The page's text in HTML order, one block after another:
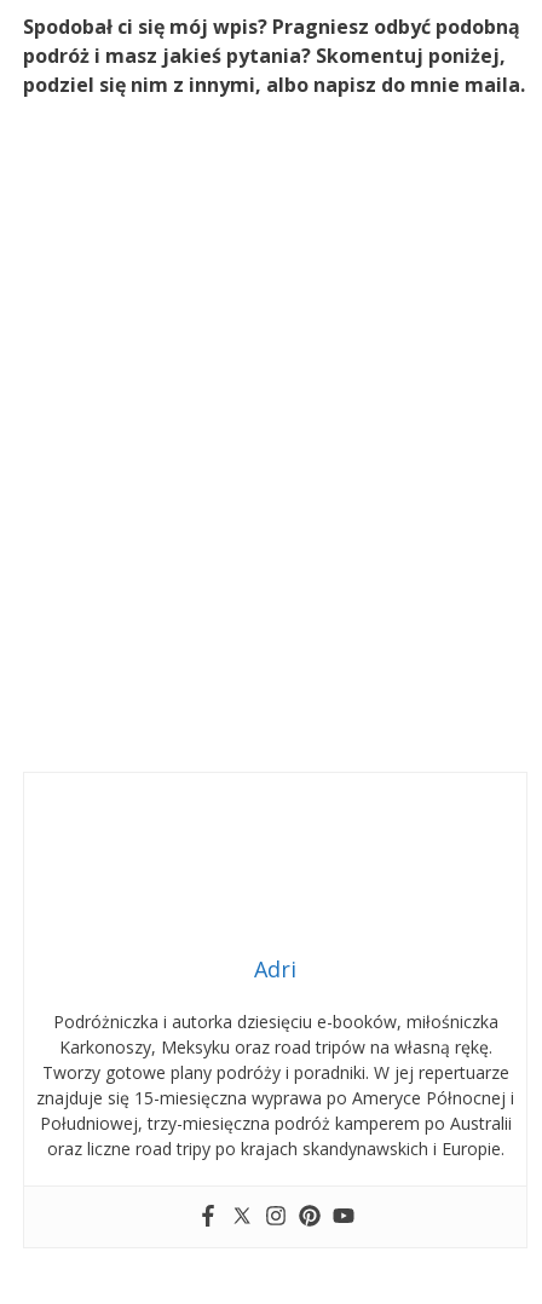
Spodobał ci się mój wpis? Pragniesz odbyć podobną
podróż i masz jakieś pytania? Skomentuj poniżej,
podziel się nim z innymi, albo napisz do mnie maila.
Adri
Podróżniczka i autorka dziesięciu e-booków, miłośniczka
Karkonoszy, Meksyku oraz road tripów na własną rękę.
Tworzy gotowe plany podróży i poradniki. W jej repertuarze
znajduje się 15-miesięczna wyprawa po Ameryce Północnej i
Południowej, trzy-miesięczna podróż kamperem po Australii
oraz liczne road tripy po krajach skandynawskich i Europie.